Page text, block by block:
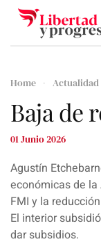
Skip to main
Home Actualidad
Baja de
01 Junio 2026
Agustín
económicas de
FMI y la
El interior
dar subsidios.